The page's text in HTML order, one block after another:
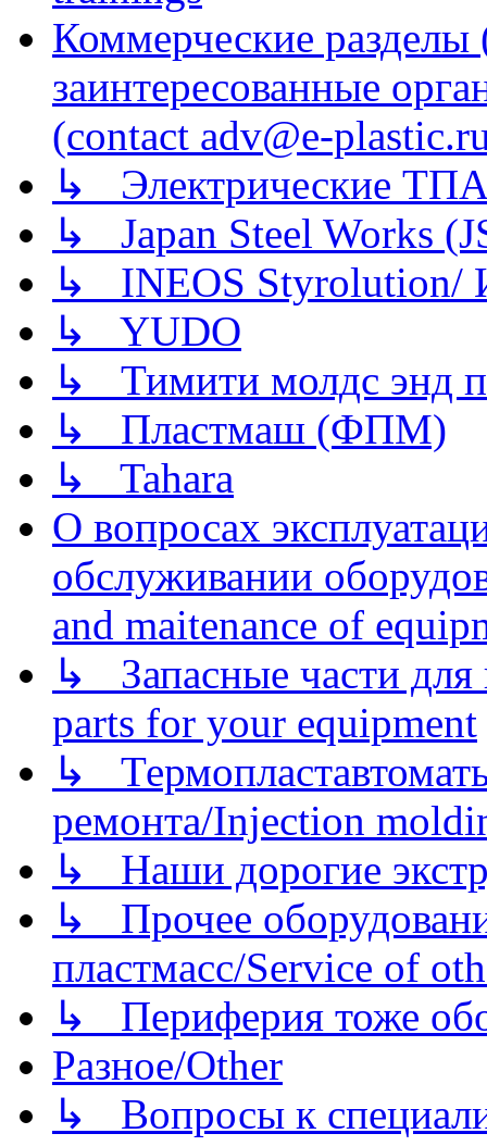
Коммерческие
заинтересованные
(contact adv@e-
↳ Электрические
↳ Japan Steel Works
↳ INEOS
↳ YUDO
↳ Тимити молдс энд
↳ Пластмаш (ФПМ)
↳ Tahara
О вопросах
обслуживании
and maitenance of
↳ Запасные части для
parts for your equipment
↳
ремонта/Injection
↳ Наши дорогие
↳ Прочее
пластмасс/Service of
↳ Периферия тоже
Разное/Other
↳ Вопросы к